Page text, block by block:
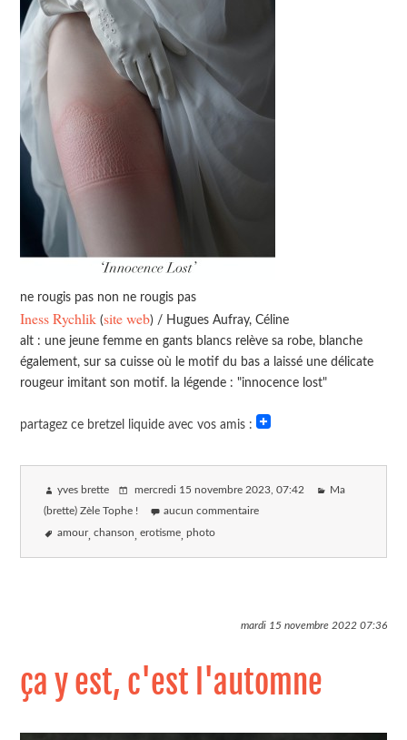
ne rougis pas non ne rougis pas
Iness Rychlik (site web) / Hugues Aufray, Céline
alt : une jeune femme en gants blancs relève sa robe, blanche
également, sur sa cuisse où le motif du bas a laissé une délicate
rougeur imitant son motif. la légende : "innocence lost"
partagez ce bretzel liquide avec vos amis :
yves brette mercredi 15 novembre 2023 , 07:42 Ma
(brette) Zèle Tophe ! aucun commentaire
amour chanson erotisme photo
mardi 15 novembre 202207:36
ça y est, c'est l'automne